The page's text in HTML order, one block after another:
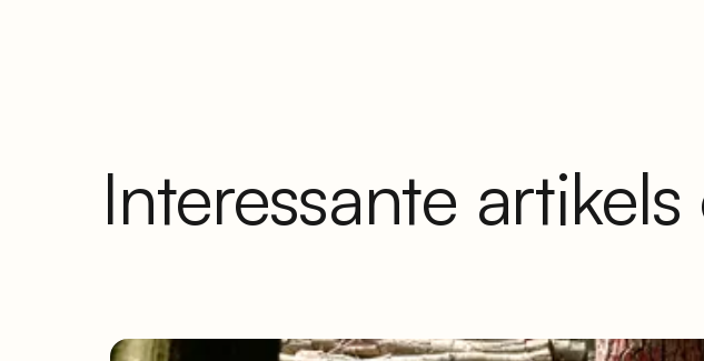
Interessante